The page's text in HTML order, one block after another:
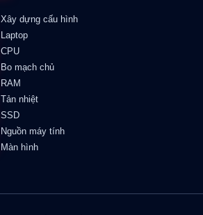
Xây dựng cấu hình
Laptop
CPU
Bo mạch chủ
RAM
Tản nhiệt
SSD
Nguồn máy tính
Màn hình